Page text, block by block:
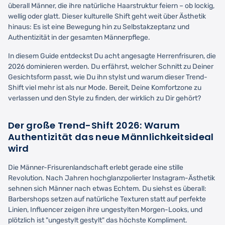
überall Männer, die ihre natürliche Haarstruktur feiern – ob lockig,
wellig oder glatt. Dieser kulturelle Shift geht weit über Ästhetik
hinaus: Es ist eine Bewegung hin zu Selbstakzeptanz und
Authentizität in der gesamten Männerpflege.
In diesem Guide entdeckst Du acht angesagte Herrenfrisuren, die
2026 dominieren werden. Du erfährst, welcher Schnitt zu Deiner
Gesichtsform passt, wie Du ihn stylst und warum dieser Trend-
Shift viel mehr ist als nur Mode. Bereit, Deine Komfortzone zu
verlassen und den Style zu finden, der wirklich zu Dir gehört?
Der große Trend-Shift 2026: Warum
Authentizität das neue Männlichkeitsideal
wird
Die Männer-Frisurenlandschaft erlebt gerade eine stille
Revolution. Nach Jahren hochglanzpolierter Instagram-Ästhetik
sehnen sich Männer nach etwas Echtem. Du siehst es überall:
Barbershops setzen auf natürliche Texturen statt auf perfekte
Linien, Influencer zeigen ihre ungestylten Morgen-Looks, und
plötzlich ist "ungestylt gestylt" das höchste Kompliment.